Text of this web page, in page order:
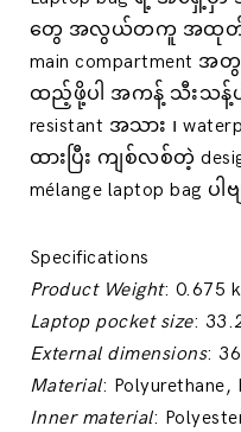
တွေ အလွယ်တကူ အထုတ်အသွ
main compartment အ
ထည့်ဖို့ပါ အကန့် သီးသန့်ပ
resistant အသား ၊
ထားပြီး ကျစ်လစ်တဲ့
mélange laptop bag ပါဗ
Specifications
Product Weight: 0.675
Laptop pocket size:
External dimensions:
Material: Polyurethane,
Inner material: